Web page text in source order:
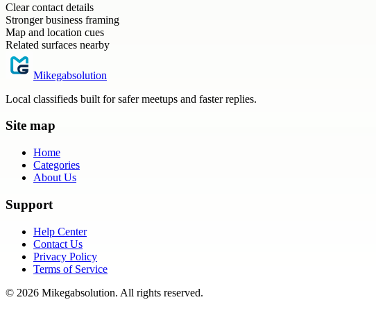
Clear contact details
Stronger business framing
Map and location cues
Related surfaces nearby
Mikegabsolution
Local classifieds built for safer meetups and faster replies.
Site map
Home
Categories
About Us
Support
Help Center
Contact Us
Privacy Policy
Terms of Service
© 2026 Mikegabsolution. All rights reserved.